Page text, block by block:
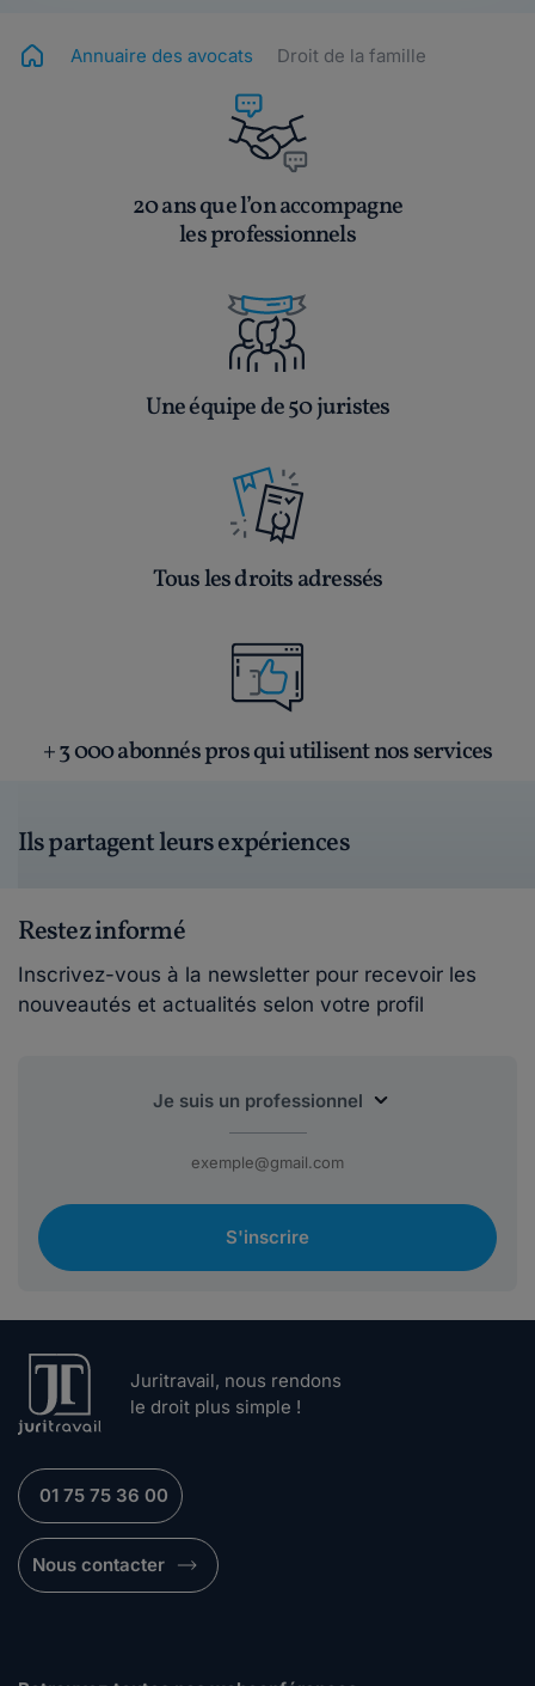
Annuaire des avocats Droit de la famille
20 ans que l’on accompagne
les professionnels
Une équipe de 50 juristes
Tous les droits adressés
+ 3 000 abonnés pros qui utilisent nos services
Ils partagent leurs expériences
Restez informé
Inscrivez-vous à la newsletter pour recevoir les
nouveautés et actualités selon votre profil
S'inscrire
Juritravail, nous rendons
le droit plus simple !
01 75 75 36 00
Nous contacter